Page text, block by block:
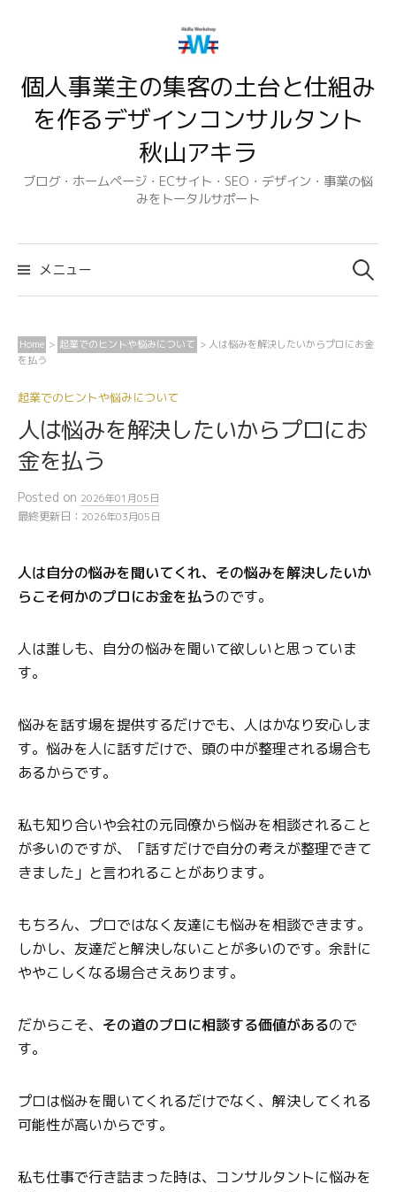
ン
キ
個人事業主の集客の土台と仕組み
を作るデザインコンサルタント
秋山アキラ
ブログ・ホームページ・ECサイト・SEO・デザイン・事業の悩
みをトータルサポート
メニュー
検
索:
Home > 起業でのヒントや悩みについて > 人は悩みを解決したいからプロにお金
を払う
起業でのヒントや悩みについて
人は悩みを解決したいからプロにお
金を払う
Posted on 2026年01月05日
最終更新日： 2026年03月05日
人は自分の悩みを聞いてくれ、その悩みを解決したいか
らこそ何かのプロにお金を払うのです。
人は誰しも、自分の悩みを聞いて欲しいと思っていま
す。
悩みを話す場を提供するだけでも、人はかなり安心しま
す。悩みを人に話すだけで、頭の中が整理される場合も
あるからです。
私も知り合いや会社の元同僚から悩みを相談されること
が多いのですが、「話すだけで自分の考えが整理できて
きました」と言われることがあります。
もちろん、プロではなく友達にも悩みを相談できます。
しかし、友達だと解決しないことが多いのです。余計に
ややこしくなる場合さえあります。
だからこそ、 その道のプロに相談する価値があるので
す。
プロは悩みを聞いてくれるだけでなく、解決してくれる
可能性が高いからです。
私も仕事で行き詰まった時は、コンサルタントに悩みを